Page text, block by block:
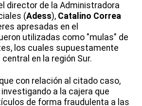
director de la Administradora
(Adess), Catalino Correa
apresadas en el
utilizadas como "mulas" de
los cuales supuestamente
central en la región Sur.
con relación al citado caso,
a la cajera que
de forma fraudulenta a las